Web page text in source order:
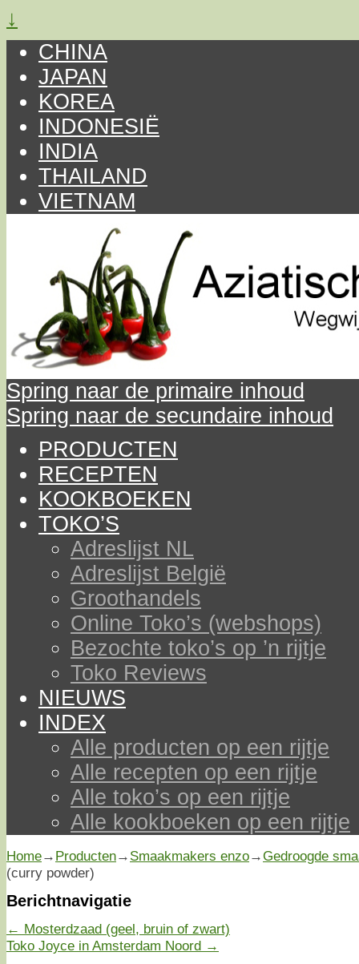
↓
CHINA
JAPAN
KOREA
INDONESIË
INDIA
THAILAND
VIETNAM
Spring naar de primaire inhoud
Spring naar de secundaire inhoud
PRODUCTEN
RECEPTEN
KOOKBOEKEN
TOKO’S
Adreslijst NL
Adreslijst België
Groothandels
Online Toko’s (webshops)
Bezochte toko’s op ’n rijtje
Toko Reviews
NIEUWS
INDEX
Alle producten op een rijtje
Alle recepten op een rijtje
Alle toko’s op een rijtje
Alle kookboeken op een rijtje
Home→ Producten→ Smaakmakers enzo→Gedroogde
(curry powder)
Berichtnavigatie
← Mosterdzaad (geel, bruin of zwart)
Toko Joyce in Amsterdam Noord →